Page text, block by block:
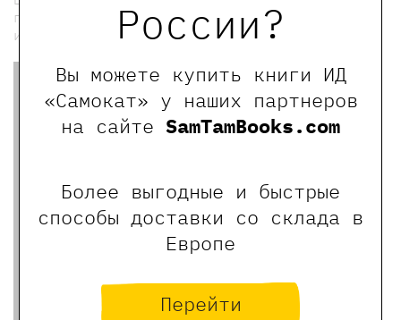
России?
Вы можете купить книги ИД
«Самокат» у наших партнеров
на сайте SamTamBooks.com
Более выгодные и быстрые
способы доставки со склада в
Европе
Перейти
поэзии и нонфикшн, менеджер по грантам
издательства "Самокат"